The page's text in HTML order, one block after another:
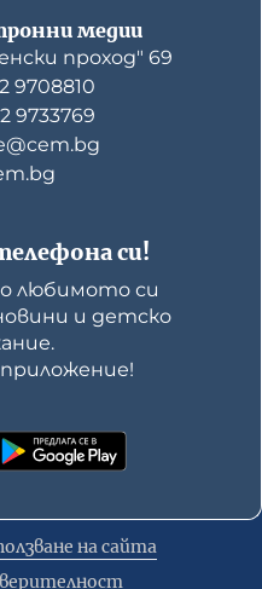
си!
любимото си
и детско
медии
проход" 69
9708810
9733769
на сайта